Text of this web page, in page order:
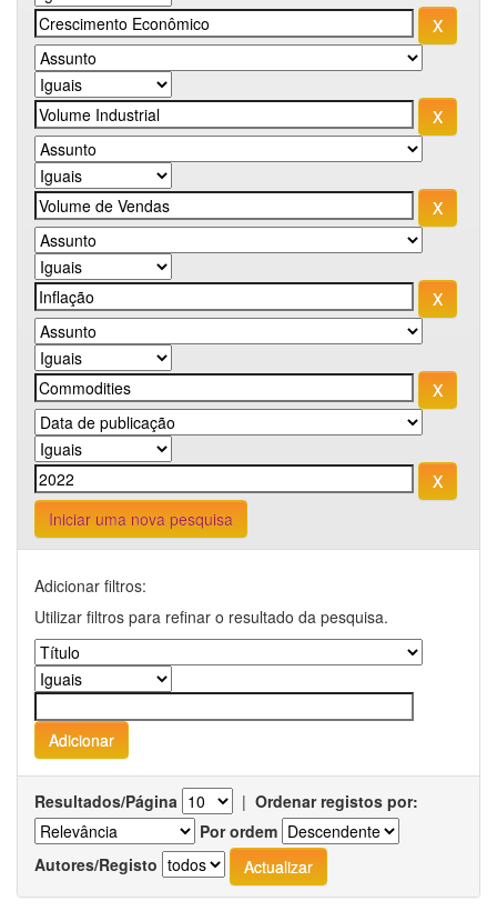
Iniciar uma nova pesquisa
Adicionar filtros:
Utilizar filtros para refinar o resultado da pesquisa.
Resultados/Página | Ordenar registos por:
Por ordem
Autores/Registo